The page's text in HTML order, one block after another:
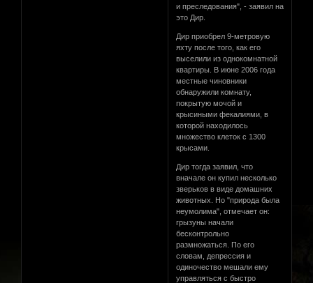
и преследования", - заявил на
это Дир.
Дир приобрел 9-метровую
яхту после того, как его
выселили из однокомнатной
квартиры. В июне 2006 года
местные чиновники
обнаружили комнату,
покрытую мочой и
крысиными фекалиями, в
которой находилось
множество клеток с 1300
крысами.
Дир тогда заявил, что
вначале он купил несколько
зверьков в виде домашних
животных. Но "природа была
неумолима", отмечает он:
грызуны начали
бесконтрольно
размножаться. По его
словам, депрессия и
одиночество мешали ему
управляться с быстро